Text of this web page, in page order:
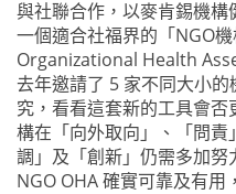
與社聯合作，以麥肯錫機
一個適合社福界的「NGO
Organizational Health
去年邀請了 5 家不同大小
究，看看這套新的工具會
構在「向外取向」、「問
調」及「創新」仍需多加努
NGO OHA 確實可靠及有用